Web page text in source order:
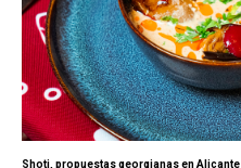
Shoti, propuestas georgianas en Alicante